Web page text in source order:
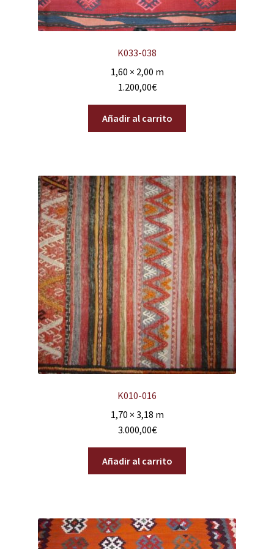
K033-038
1,60 × 2,00 m
1.200,00€
Añadir al carrito
K010-016
1,70 × 3,18 m
3.000,00€
Añadir al carrito